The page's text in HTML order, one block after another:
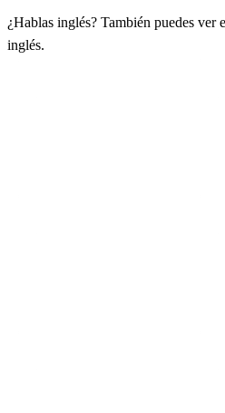
¿Hablas inglés? También puedes ver
inglés.